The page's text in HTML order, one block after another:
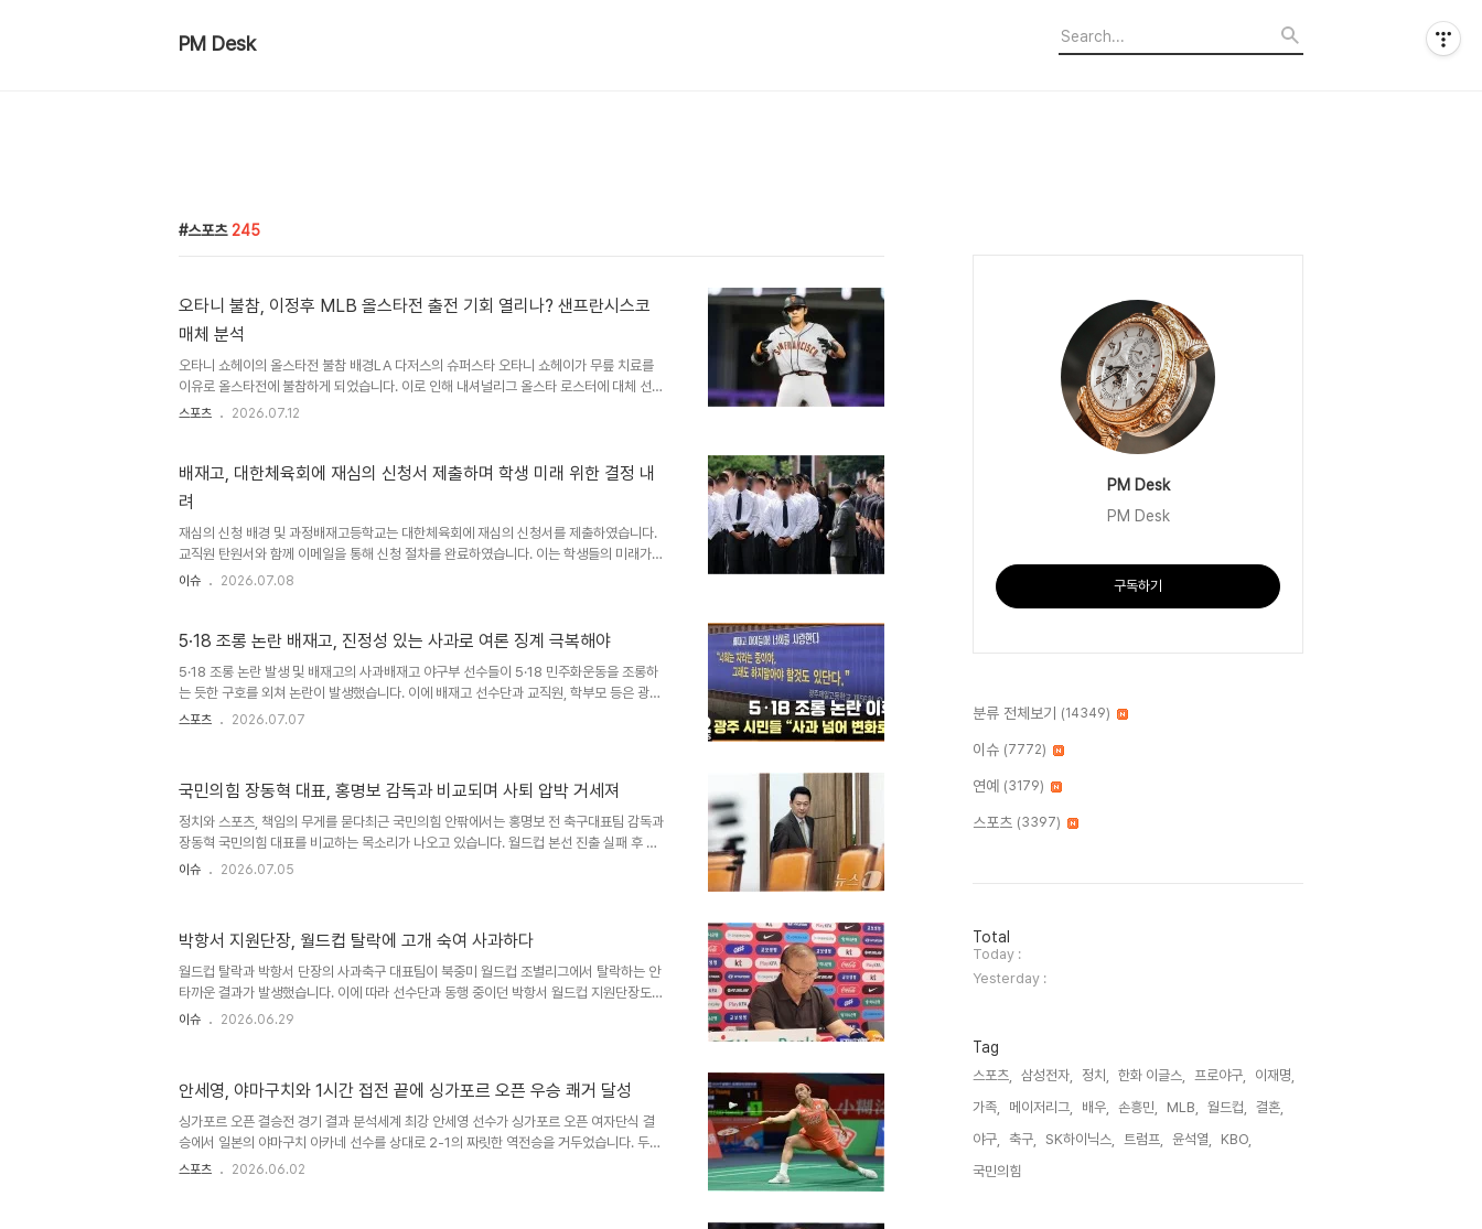
PM Desk
스포츠 245
오타니 불참, 이정후 MLB 올스타전 출전 기회 열리나? 샌프란시스코
매체 분석
오타니 쇼헤이의 올스타전 불참 배경LA 다저스의 슈퍼스타 오타니 쇼헤이가 무릎 치료를
이유로 올스타전에 불참하게 되었습니다. 이로 인해 내셔널리그 올스타 로스터에 대체 선수
가 합류할 가능성이 열렸습니다. 샌프란시스코 자이언츠 선수들이 유력한 후보로 거론되고
율 .341, 장타율 .441, 5홈런, 33타점을 기록하며 메이저리그 타율 상위권을 유지하고 있
습니다. 최근 몇 주간 페이스가 다소 떨어졌지만, 인상적인 수비 장면을 연출하며 관계자들
의 눈길을 사로잡았습니다. 케이시 슈미트와의 경쟁 및 전망매체는 케이시 슈미트를 오타
니..
스포츠 2026.07.12
배재고, 대한체육회에 재심의 신청서 제출하며 학생 미래 위한 결정 내
려
재심의 신청 배경 및 과정배재고등학교는 대한체육회에 재심의 신청서를 제출하였습니다.
교직원 탄원서와 함께 이메일을 통해 신청 절차를 완료하였습니다. 이는 학생들의 미래가
달려 있다는 판단 하에 내려진 결정입니다. 재심의 신청의 중요성이번 재심의 신청은 학생
합니다. 향후 전망 및 기대대한체육회의 재심의 결정에 따라 배재고 학생들의 미래가 결정
니다. 관련 소식은 계속해서 업데이트될 예정입니다. 핵심 요약: 배재고, 학생 미래 위해 재
심의 ..
이슈 2026.07.08
5·18 조롱 논란 배재고, 진정성 있는 사과로 여론 징계 극복해야
5·18 조롱 논란 발생 및 배재고의 사과배재고 야구부 선수들이 5·18 민주화운동을 조롱하
는 듯한 구호를 외쳐 논란이 발생했습니다. 이에 배재고 선수단과 교직원, 학부모 등은 광주
일고를 방문하여 자필 사과문을 낭독하고 진심으로 사과했습니다. 또한, 국립 5·18 민주묘
바란다고 전했습니다. 광주일고와 총동창회는 배재고에 대한 징계 선처를 요청하는 기자회
견을 개최할 예정입니다. 행정 징계보다 무서운 여론의 징계대한야구소프트볼협회로부터
전국대..
스포츠 2026.07.07
국민의힘 장동혁 대표, 홍명보 감독과 비교되며 사퇴 압박 거세져
정치와 스포츠, 책임의 무게를 묻다최근 국민의힘 안팎에서는 홍명보 전 축구대표팀 감독과
장동혁 국민의힘 대표를 비교하는 목소리가 나오고 있습니다. 월드컵 본선 진출 실패 후 사
퇴한 홍 감독과 달리, 지방선거 참패에도 사퇴를 거부하는 장 대표의 모습이 대비되기 때문
니다. 조직이 원하는 결과를 내지 못했다면 지도자는 교체되는 것이 원칙이며, 책임지고 물
러나는 지도자가 더 훌륭한 수장이라고 말했습니다. 패배를 인정하고 물러나는 것은 과거를
지우는 것..
이슈 2026.07.05
박항서 지원단장, 월드컵 탈락에 고개 숙여 사과하다
월드컵 탈락과 박항서 단장의 사과축구 대표팀이 북중미 월드컵 조별리그에서 탈락하는 안
타까운 결과가 발생했습니다. 이에 따라 선수단과 동행 중이던 박항서 월드컵 지원단장도
성적 부진에 대한 책임을 통감하며 고개 숙여 사과했습니다. 이번 사과는 팀의 성적 부진에
고 있습니다. 이러한 여론은 대표팀의 미래를 위한 긍정적인 변화를 이끌어낼 것으로 기대
됩니다. 박항서 단장의 역할과 책임박항서 단장은 이번 월드컵에서 선수단과 함께하며 지원
역할을 수..
이슈 2026.06.29
안세영, 야마구치와 1시간 접전 끝에 싱가포르 오픈 우승 쾌거 달성
싱가포르 오픈 결승전 경기 결과 분석세계 최강 안세영 선수가 싱가포르 오픈 여자단식 결
승에서 일본의 야마구치 아카네 선수를 상대로 2-1의 짜릿한 역전승을 거두었습니다. 두
선수는 1시간이 넘는 치열한 접전을 펼쳤으며, 마지막 순간 안세영 선수가 집중력을 발휘하
스포츠 2026.06.02
PM Desk
PM Desk
구독하기
분류 전체보기 (14349)
이슈 (7772)
연예 (3179)
스포츠 (3397)
방
문
자
수
Total
Today :
Yesterday :
Tag
스포츠, 삼성전자, 정치, 한화 이글스, 프로야구,
이재명,
가족,
메이저리그, 배우, 손흥민, MLB, 월드컵,
결혼,
야구,
축구, SK하이닉스, 트럼프, 윤석열,
KBO,
국민의힘,